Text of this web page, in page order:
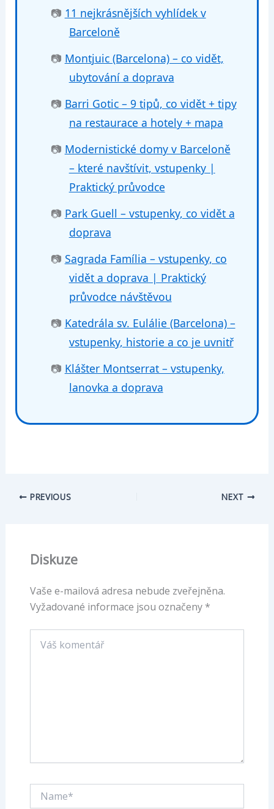
📷 11 nejkrásnějších vyhlídek v
Barceloně
📷 Montjuic (Barcelona) – co vidět,
ubytování a doprava
📷 Barri Gotic – 9 tipů, co vidět + tipy
na restaurace a hotely + mapa
📷 Modernistické domy v Barceloně
– které navštívit, vstupenky |
Praktický průvodce
📷 Park Guell – vstupenky, co vidět a
doprava
📷 Sagrada Família – vstupenky, co
vidět a doprava | Praktický
průvodce návštěvou
📷 Katedrála sv. Eulálie (Barcelona) –
vstupenky, historie a co je uvnitř
📷 Klášter Montserrat – vstupenky,
lanovka a doprava
PREVIOUS NEXT
Diskuze
Vaše e-mailová adresa nebude zveřejněna.
Vyžadované informace jsou označeny *
komentář